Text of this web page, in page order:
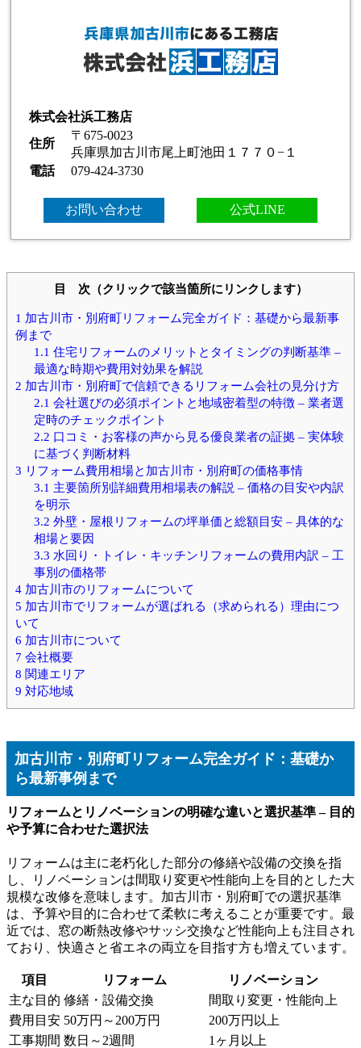
株式会社浜工務店
住所
〒675-0023
兵庫県加古川市尾上町池田１７７０−１
電話
079-424-3730
お問い合わせ 公式LINE
目 次（クリックで該当箇所にリンクします）
1 加古川市・別府町リフォーム完全ガイド：基礎から最新事
例まで
1.1 住宅リフォームのメリットとタイミングの判断基準 –
最適な時期や費用対効果を解説
2 加古川市・別府町で信頼できるリフォーム会社の見分け方
2.1 会社選びの必須ポイントと地域密着型の特徴 – 業者選
定時のチェックポイント
2.2 口コミ・お客様の声から見る優良業者の証拠 – 実体験
に基づく判断材料
3 リフォーム費用相場と加古川市・別府町の価格事情
3.1 主要箇所別詳細費用相場表の解説 – 価格の目安や内訳
を明示
3.2 外壁・屋根リフォームの坪単価と総額目安 – 具体的な
相場と要因
3.3 水回り・トイレ・キッチンリフォームの費用内訳 – 工
事別の価格帯
4 加古川市のリフォームについて
5 加古川市でリフォームが選ばれる（求められる）理由につ
いて
6 加古川市について
7 会社概要
8 関連エリア
9 対応地域
加古川市・別府町リフォーム完全ガイド：基礎か
ら最新事例まで
リフォームとリノベーションの明確な違いと選択基準 – 目的
や予算に合わせた選択法
リフォームは主に老朽化した部分の修繕や設備の交換を指
し、リノベーションは間取り変更や性能向上を目的とした大
規模な改修を意味します。加古川市・別府町での選択基準
は、予算や目的に合わせて柔軟に考えることが重要です。最
近では、窓の断熱改修やサッシ交換など性能向上も注目され
ており、快適さと省エネの両立を目指す方も増えています。
項目 リフォーム
リノベーション
主な目的 修繕・設備交換
間取り変更・性能向上
費用目安 50万円～200万円
200万円以上
工事期間 数日～2週間
1ヶ月以上